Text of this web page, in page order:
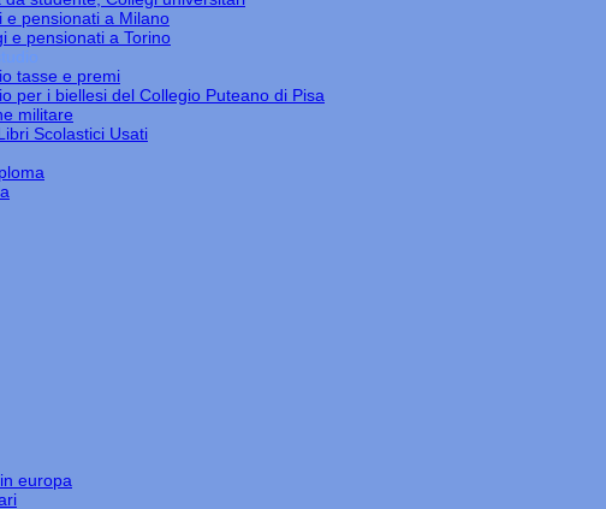
e pensionati a Milano
e pensionati a Torino
tasse e premi
per i biellesi del Collegio Puteano di Pisa
militare
Scolastici Usati
europa